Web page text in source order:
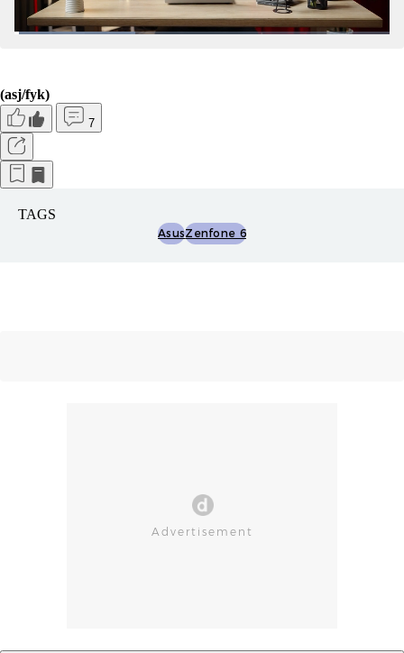
(asj/fyk)
7
TAGS
AsusZenfone 6